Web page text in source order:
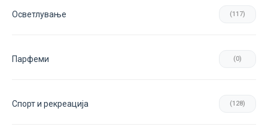
Осветлување (117)
Парфеми (0)
Спорт и рекреација (128)